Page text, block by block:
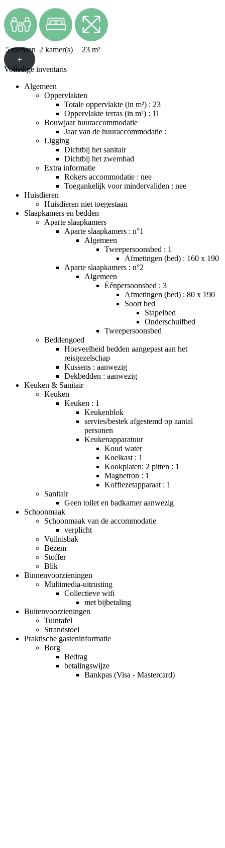
5 mensen 2 kamer(s) 23 m²
+
Volledige inventaris
Algemeen
Oppervlakten
Totale oppervlakte (in m²) : 23
Oppervlakte terras (in m²) : 11
Bouwjaar huuraccommodatie
Jaar van de huuraccommodatie :
Ligging
Dichtbij het sanitair
Dichtbij het zwembad
Extra informatie
Rokers accommodatie : nee
Toegankelijk voor mindervaliden : nee
Huisdieren
Huisdieren niet toegestaan
Slaapkamers en bedden
Aparte slaapkamers
Aparte slaapkamers : n°1
Algemeen
Tweepersoonsbed : 1
Afmetingen (bed) : 160 x 190
Aparte slaapkamers : n°2
Algemeen
Éénpersoonsbed : 3
Afmetingen (bed) : 80 x 190
Soort bed
Stapelbed
Onderschuifbed
Tweepersoonsbed
Beddengoed
Hoeveelheid bedden aangepast aan het
reisgezelschap
Kussens : aanwezig
Dekbedden : aanwezig
Keuken & Sanitair
Keuken
Keuken : 1
Keukenblok
servies/bestek afgestemd op aantal
personen
Keukenapparatuur
Koud water
Koelkast : 1
Kookplaten: 2 pitten : 1
Magnetron : 1
Koffiezetapparaat : 1
Sanitair
Geen toilet en badkamer aanwezig
Schoonmaak
Schoonmaak van de accommodatie
verplicht
Vuilnisbak
Bezem
Stoffer
Blik
Binnenvoorzieningen
Multimedia-uitrusting
Collectieve wifi
met bijbetaling
Buitenvoorzieningen
Tuintafel
Strandstoel
Praktische gasteninformatie
Borg
Bedrag
betalingswijze
Bankpas (Visa - Mastercard)